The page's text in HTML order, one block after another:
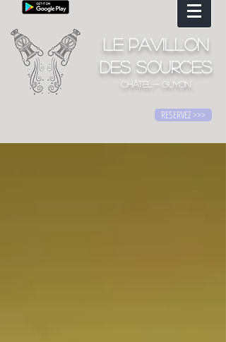
Le Pavillon
des Sources
CHÂTEL- GUYON
RESERVEZ >>>